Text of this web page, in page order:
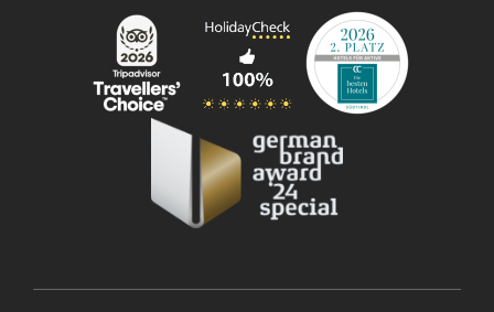
Angebote
Inklusivleistungen
Urlaubsinformationen
Anfrage
Angebote für Kurzentschlossene